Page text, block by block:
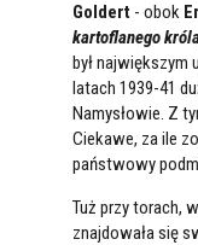
Goldert - obok
kartoflanego
był największym
latach 1939-41
Namysłowie. Z
Ciekawe, za ile
państwowy
Tuż przy torach,
znajdowała się